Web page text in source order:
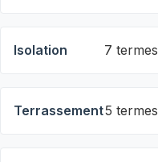
Isolation 7 termes
Terrassement5 termes